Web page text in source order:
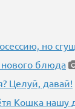
но
блюда
Целуй, давай!
Кошка нашу